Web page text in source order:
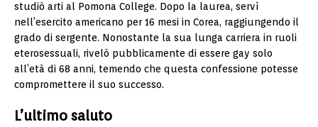
studiò arti al Pomona College. Dopo la laurea, servì
nell’esercito americano per 16 mesi in Corea, raggiungendo il
grado di sergente. Nonostante la sua lunga carriera in ruoli
eterosessuali, rivelò pubblicamente di essere gay solo
all’età di 68 anni, temendo che questa confessione potesse
compromettere il suo successo.
L’ultimo saluto